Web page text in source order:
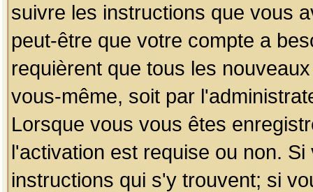
suivre les instructions que vous
peut-être que votre compte a
requièrent que tous les
vous-même, soit par
Lorsque vous vous êtes
l'activation est requise ou non.
instructions qui s'y trouvent; si